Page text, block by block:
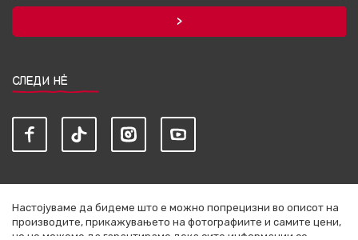
СЛЕДИ НЀ
Настојуваме да бидеме што е можно попрецизни во описот на
производите, прикажувањето на фотографиите и самите цени,
но не можеме да гарантираме дека сите информации се